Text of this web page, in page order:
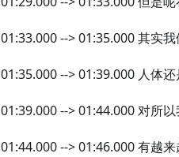
01:33.000 --> 01:35.000 其实
01:35.000 --> 01:39.000 人体
01:39.000 --> 01:44.000 对所
01:44.000 --> 01:46.000 有越